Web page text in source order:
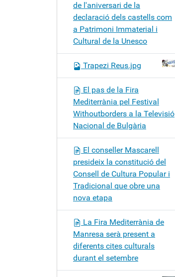
de l'aniversari de la
declaració dels castells com
a Patrimoni Immaterial i
Cultural de la Unesco
Trapezi Reus.jpg
El pas de la Fira
Mediterrània pel Festival
Withoutborders a la Televisió
Nacional de Bulgària
El conseller Mascarell
presideix la constitució del
Consell de Cultura Popular i
Tradicional que obre una
nova etapa
La Fira Mediterrània de
Manresa serà present a
diferents cites culturals
durant el setembre